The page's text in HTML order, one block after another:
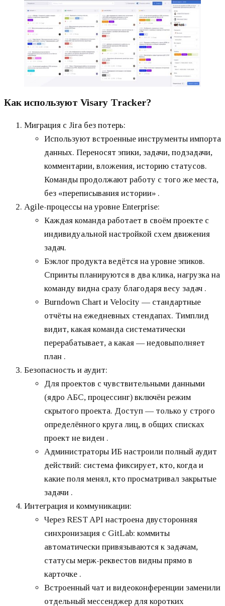
Как используют Visary Tracker?
Миграция с Jira без потерь:
Используют встроенные инструменты импорта
данных. Переносят эпики, задачи, подзадачи,
комментарии, вложения, историю статусов.
Команды продолжают работу с того же места,
без «переписывания истории» .
Agile-процессы на уровне Enterprise:
Каждая команда работает в своём проекте с
индивидуальной настройкой схем движения
задач.
Бэклог продукта ведётся на уровне эпиков.
Спринты планируются в два клика, нагрузка на
команду видна сразу благодаря весу задач .
Burndown Chart и Velocity — стандартные
отчёты на ежедневных стендапах. Тимплид
видит, какая команда систематически
перерабатывает, а какая — недовыполняет
план .
Безопасность и аудит:
Для проектов с чувствительными данными
(ядро АБС, процессинг) включён режим
скрытого проекта. Доступ — только у строго
определённого круга лиц, в общих списках
проект не виден .
Администраторы ИБ настроили полный аудит
действий: система фиксирует, кто, когда и
какие поля менял, кто просматривал закрытые
задачи .
Интеграция и коммуникации:
Через REST API настроена двусторонняя
синхронизация с GitLab: коммиты
автоматически привязываются к задачам,
статусы мерж-реквестов видны прямо в
карточке .
Встроенный чат и видеоконференции заменили
отдельный мессенджер для коротких